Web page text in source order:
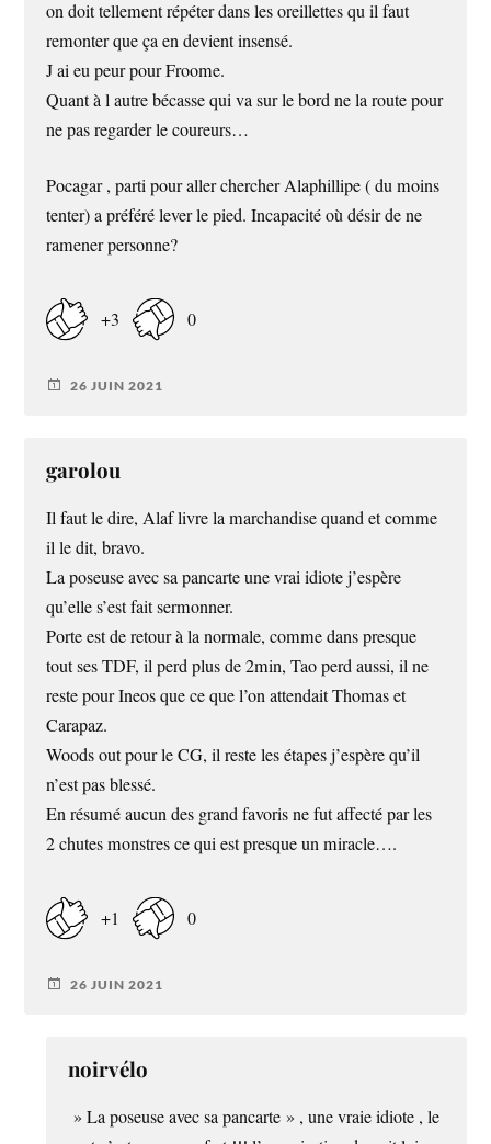
on doit tellement répéter dans les oreillettes qu il faut
remonter que ça en devient insensé.
J ai eu peur pour Froome.
Quant à l autre bécasse qui va sur le bord ne la route pour
ne pas regarder le coureurs…
Pocagar , parti pour aller chercher Alaphillipe ( du moins
tenter) a préféré lever le pied. Incapacité où désir de ne
ramener personne?
+3 0
26 JUIN 2021
garolou
Il faut le dire, Alaf livre la marchandise quand et comme
il le dit, bravo.
La poseuse avec sa pancarte une vrai idiote j’espère
qu’elle s’est fait sermonner.
Porte est de retour à la normale, comme dans presque
tout ses TDF, il perd plus de 2min, Tao perd aussi, il ne
reste pour Ineos que ce que l’on attendait Thomas et
Carapaz.
Woods out pour le CG, il reste les étapes j’espère qu’il
n’est pas blessé.
En résumé aucun des grand favoris ne fut affecté par les
2 chutes monstres ce qui est presque un miracle….
+1 0
26 JUIN 2021
noirvélo
» La poseuse avec sa pancarte » , une vraie idiote , le